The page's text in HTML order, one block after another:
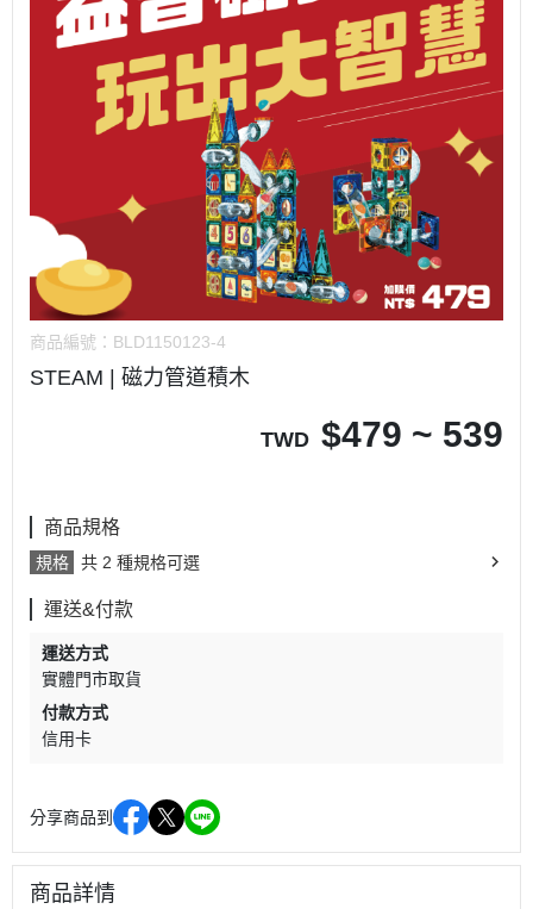
商品編號： BLD1150123-4
STEAM | 磁力管道積木
TWD $479 ~ 539
商品規格
規格 共 2 種規格可選
運送&付款
運送方式
實體門市取貨
付款方式
信用卡
分享商品到
商品詳情